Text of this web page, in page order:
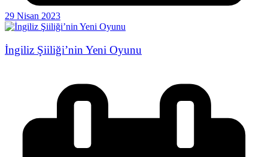
29 Nisan 2023
İngiliz Şiiliği’nin Yeni Oyunu